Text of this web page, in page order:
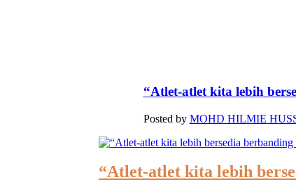
“Atlet-atlet kita lebih
Posted by MOHD HILMIE
“Atlet-atlet kita lebih